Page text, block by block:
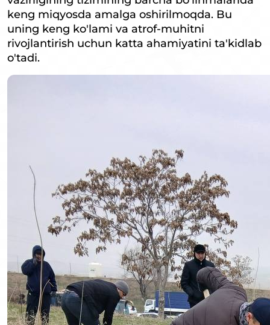
keng miqyosda amalga oshirilmoqda. Bu
uning keng ko'lami va atrof-muhitni
rivojlantirish uchun katta ahamiyatini ta'kidlab
o'tadi.